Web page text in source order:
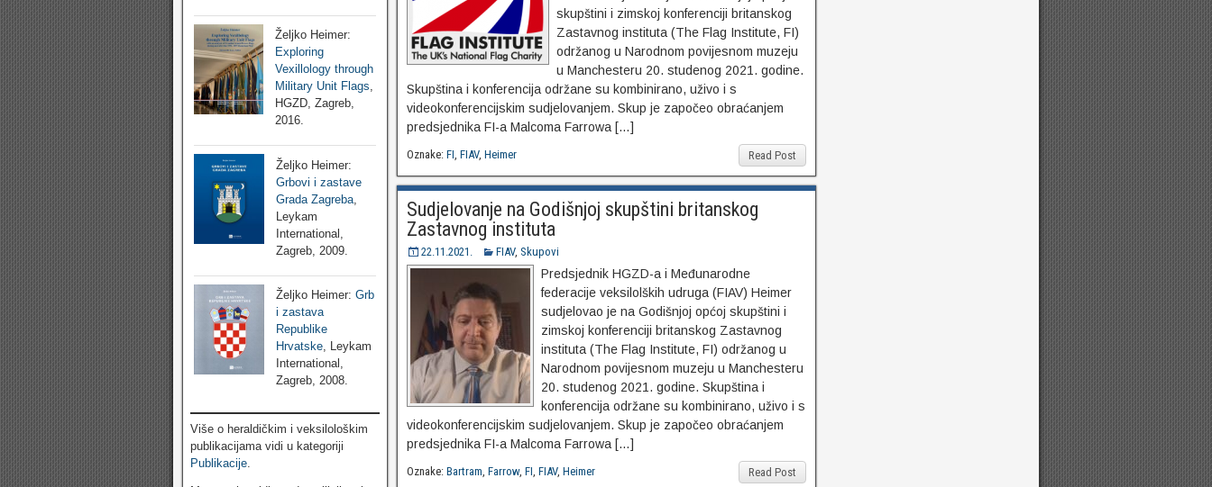
skupštini i zimskoj konferenciji britanskog
Zastavnog instituta (The Flag Institute, FI)
održanog u Narodnom povijesnom muzeju
u Manchesteru 20. studenog 2021. godine.
Skupština i konferencija održane su kombinirano, uživo i s
videokonferencijskim sudjelovanjem. Skup je započeo obraćanjem
predsjednika FI-a Malcoma Farrowa […]
Read Post
Oznake: FI, FIAV, Heimer
Sudjelovanje na Godišnjoj skupštini britanskog
Zastavnog instituta
22.11.2021. FIAV, Skupovi
Predsjednik HGZD-a i Međunarodne
federacije veksilolških udruga (FIAV) Heimer
sudjelovao je na Godišnjoj općoj skupštini i
zimskoj konferenciji britanskog Zastavnog
instituta (The Flag Institute, FI) održanog u
Narodnom povijesnom muzeju u Manchesteru
20. studenog 2021. godine. Skupština i
konferencija održane su kombinirano, uživo i s
videokonferencijskim sudjelovanjem. Skup je započeo obraćanjem
predsjednika FI-a Malcoma Farrowa […]
Read Post
Oznake: Bartram, Farrow, FI, FIAV, Heimer
Željko Heimer:
Exploring
Vexillology through
Military Unit Flags,
HGZD, Zagreb,
2016.
Željko Heimer:
Grbovi i zastave
Grada Zagreba
Leykam
International,
Zagreb, 2009.
Željko Heimer:Grb
i zastava
Republike
Hrvatske, Leykam
International,
Zagreb, 2008.
Više o heraldičkim i veksilološkim
publikacijama vidi u kategoriji
Publikacije